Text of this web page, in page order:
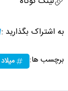
به اشتراک بگذارید :
برچسب ها: